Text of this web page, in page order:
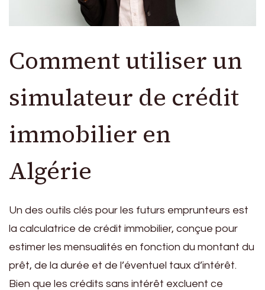
Comment utiliser un
simulateur de crédit
immobilier en
Algérie
Un des outils clés pour les futurs emprunteurs est
la calculatrice de crédit immobilier, conçue pour
estimer les mensualités en fonction du montant du
prêt, de la durée et de l’éventuel taux d’intérêt.
Bien que les crédits sans intérêt excluent ce